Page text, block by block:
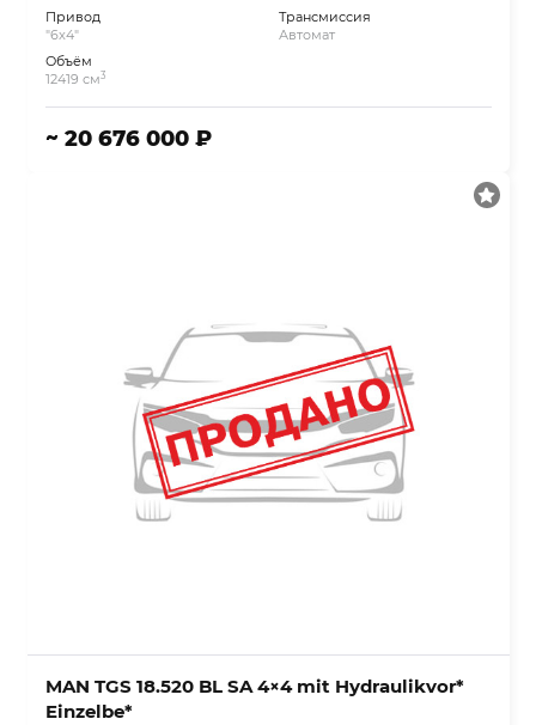
Привод
"6x4"
Объём
12419 см3
Трансмиссия
Автомат
~ 20 676 000 ₽
MAN TGS 18.520 BL SA 4×4 mit Hydraulikvor*
Einzelbe*